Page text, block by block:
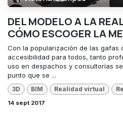
DEL MODELO A LA
CÓMO ESCOGER LA
Con la popularización de las gafas
accesibilidad para todos, tanto
uso en despachos y consultorías
punto que se ...
3D BIM Realidad virtual
14 sept 2017